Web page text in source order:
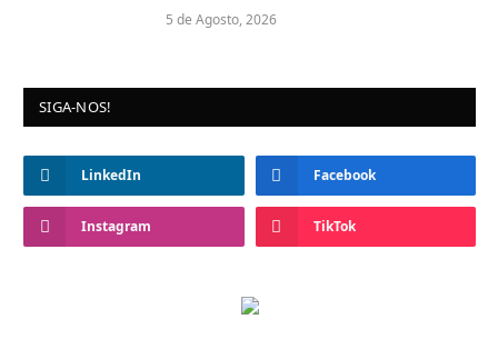
5 de Agosto, 2026
SIGA-NOS!
LinkedIn Facebook
Instagram TikTok